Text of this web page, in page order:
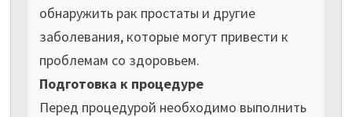
обнаружить рак простаты и другие
заболевания, которые могут привести к
проблемам со здоровьем.
Подготовка к процедуре
Перед процедурой необходимо выполнить